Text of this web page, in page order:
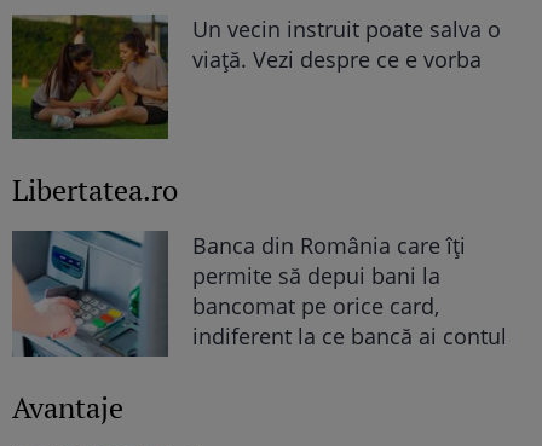
Un vecin instruit poate salva o
viață. Vezi despre ce e vorba
Libertatea.ro
Banca din România care îți
permite să depui bani la
bancomat pe orice card,
indiferent la ce bancă ai contul
Avantaje